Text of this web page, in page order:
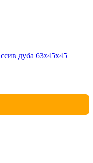
дуба 63х45х45